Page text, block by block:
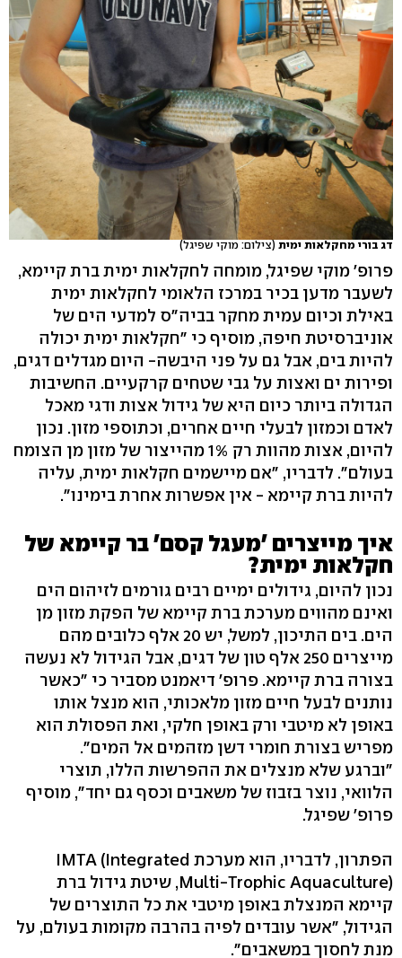
דג בורי מחקלאות ימית (צילום: מוקי שפיגל)
פרופ' מוקי שפיגל, מומחה לחקלאות ימית ברת קיימא,
לשעבר מדען בכיר במרכז הלאומי לחקלאות ימית
באילת וכיום עמית מחקר בביה"ס למדעי הים של
אוניברסיטת חיפה, מוסיף כי "חקלאות ימית יכולה
להיות בים, אבל גם על פני היבשה- היום מגדלים דגים,
ופירות ים ואצות על גבי שטחים קרקעיים. החשיבות
הגדולה ביותר כיום היא של גידול אצות ודגי מאכל
לאדם וכמזון לבעלי חיים אחרים, וכתוספי מזון. נכון
להיום, אצות מהוות רק 1% מהייצור של מזון מן הצומח
בעולם". לדבריו, "אם מיישמים חקלאות ימית, עליה
להיות ברת קיימא - אין אפשרות אחרת בימינו".
איך מייצרים 'מעגל קסם' בר קיימא של
חקלאות ימית?
נכון להיום, גידולים ימיים רבים גורמים לזיהום הים
ואינם מהווים מערכת ברת קיימא של הפקת מזון מן
הים. בים התיכון, למשל, יש 20 אלף כלובים מהם
מייצרים 250 אלף טון של דגים, אבל הגידול לא נעשה
בצורה ברת קיימא. פרופ' דיאמנט מסביר כי "כאשר
נותנים לבעל חיים מזון מלאכותי, הוא מנצל אותו
באופן לא מיטבי ורק באופן חלקי, ואת הפסולת הוא
מפריש בצורת חומרי דשן מזהמים אל המים".
"וברגע שלא מנצלים את ההפרשות הללו, תוצרי
הלוואי, נוצר בזבוז של משאבים וכסף גם יחד", מוסיף
פרופ' שפיגל.
הפתרון, לדבריו, הוא מערכת IMTA (Integrated
Multi-Trophic Aquaculture), שיטת גידול ברת
קיימא המנצלת באופן מיטבי את כל התוצרים של
הגידול, "אשר עובדים לפיה בהרבה מקומות בעולם, על
מנת לחסוך במשאבים".